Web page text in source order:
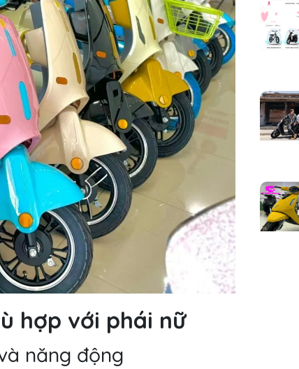
hợp với phái nữ
năng động